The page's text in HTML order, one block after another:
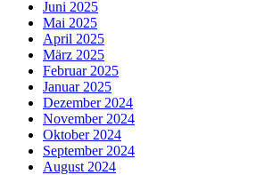
Juni 2025
Mai 2025
April 2025
März 2025
Februar 2025
Januar 2025
Dezember 2024
November 2024
Oktober 2024
September 2024
August 2024